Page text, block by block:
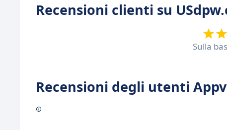
Recensioni clienti su
Sulla
Recensioni degli utenti